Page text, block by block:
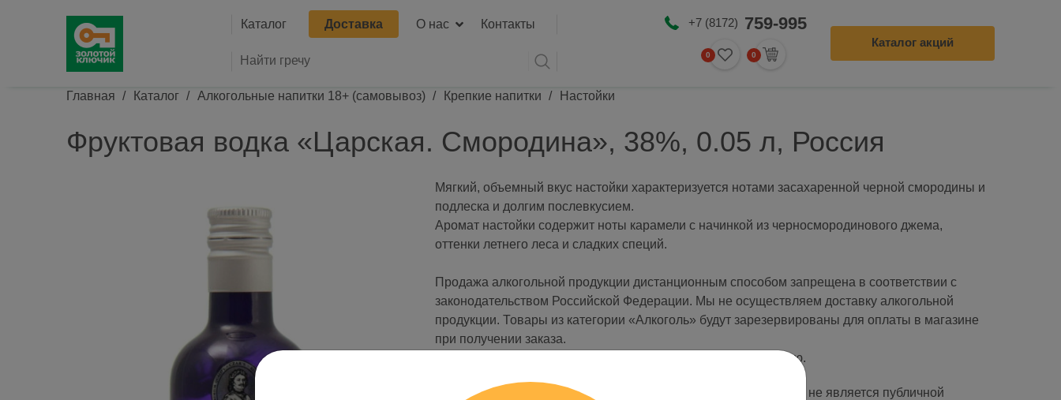
Основная навигация
Каталог Доставка О нас Контакты +7 (8172) 759-995
0 0
Каталог акций
Строка навигации
Главная Каталог Алкогольные напитки 18+ (самовывоз) Крепкие напитки Настойки
Фруктовая водка «Царская. Смородина», 38%, 0.05 л, Россия
Мягкий, объемный вкус настойки характеризуется нотами засахаренной черной смородины и
подлеска и долгим послевкусием.
Аромат настойки содержит ноты карамели с начинкой из черносмородинового джема,
оттенки летнего леса и сладких специй.
Продажа алкогольной продукции дистанционным способом запрещена в соответствии с
законодательством Российской Федерации. Мы не осуществляем доставку алкогольной
продукции. Товары из категории «Алкоголь» будут зарезервированы для оплаты в магазине
при получении заказа.
Чрезмерное употребление алкоголя вредит вашему здоровью.
Информация на сайте о товарах носит справочный характер и не является публичной